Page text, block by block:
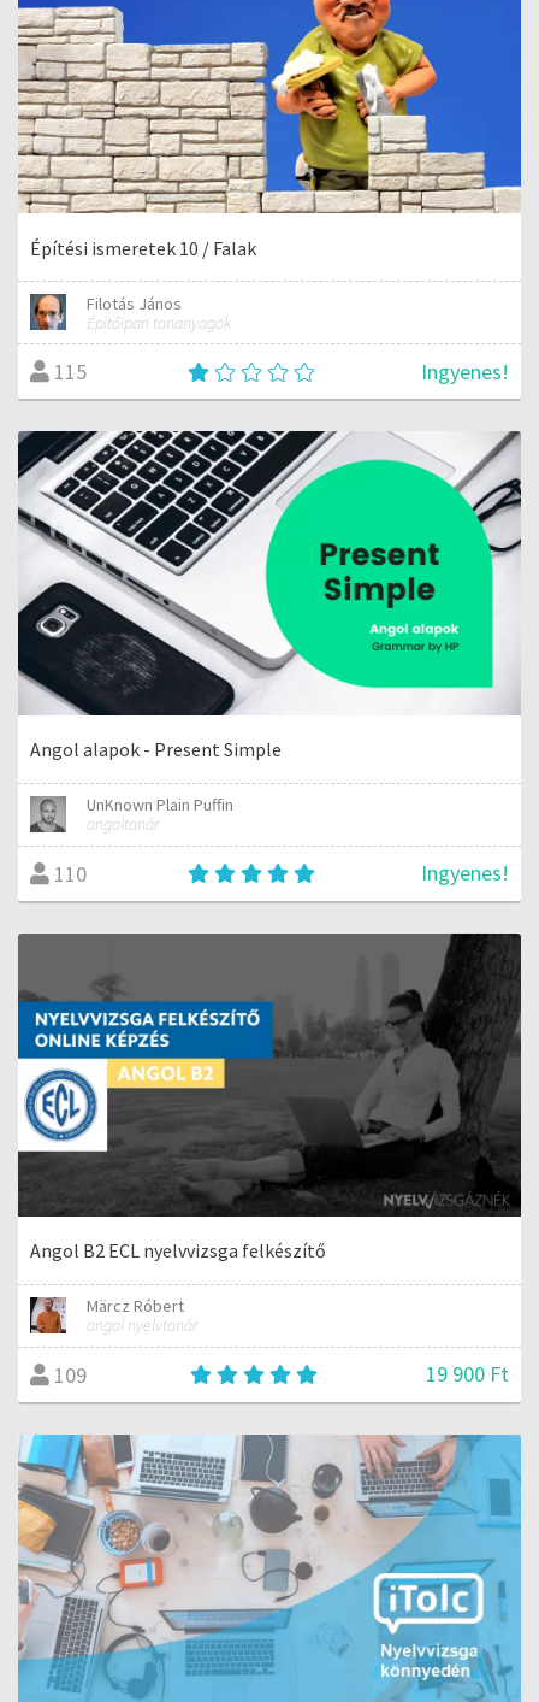
Építési ismeretek 10 / Falak
Filotás János
Építőipari tananyagok
115 Ingyenes!
Angol alapok - Present Simple
UnKnown Plain Puffin
angoltanár
110 Ingyenes!
Angol B2 ECL nyelvvizsga felkészítő
Märcz Róbert
angol nyelvtanár
109 19 900 Ft